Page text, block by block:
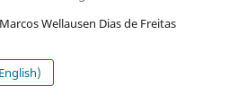
Wellausen Dias de Freitas